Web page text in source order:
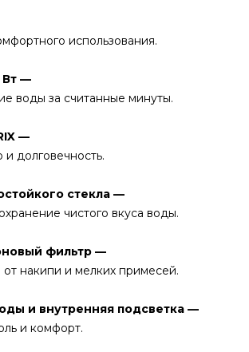
использования.
Вт —
воды за считанные минуты.
—
и долговечность.
стекла —
чистого вкуса воды.
фильтр —
накипи и мелких примесей.
и внутренняя подсветка —
и комфорт.